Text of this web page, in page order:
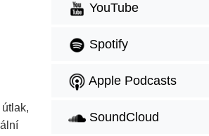
YouTube
Spotify
Apple Podcasts
SoundCloud